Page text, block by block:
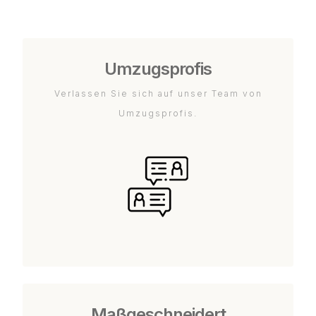
Umzugsprofis
Verlassen Sie sich auf unser Team von
Umzugsprofis.